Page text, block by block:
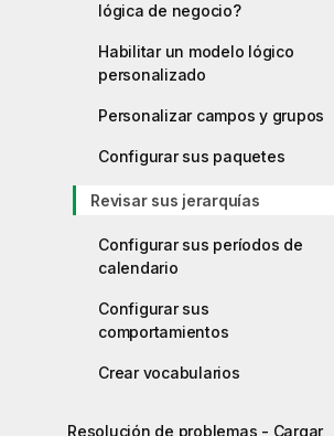
lógica de negocio?
Habilitar un modelo lógico
personalizado
Personalizar campos y grupos
Configurar sus paquetes
Revisar sus jerarquías
Configurar sus períodos de
calendario
Configurar sus
comportamientos
Crear vocabularios
Resolución de problemas - Cargar